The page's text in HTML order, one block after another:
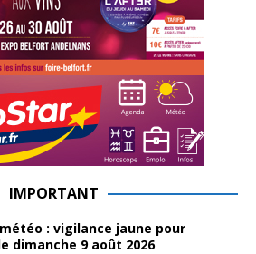
IMPORTANT
: vigilance jaune pour
dimanche 9 août 2026